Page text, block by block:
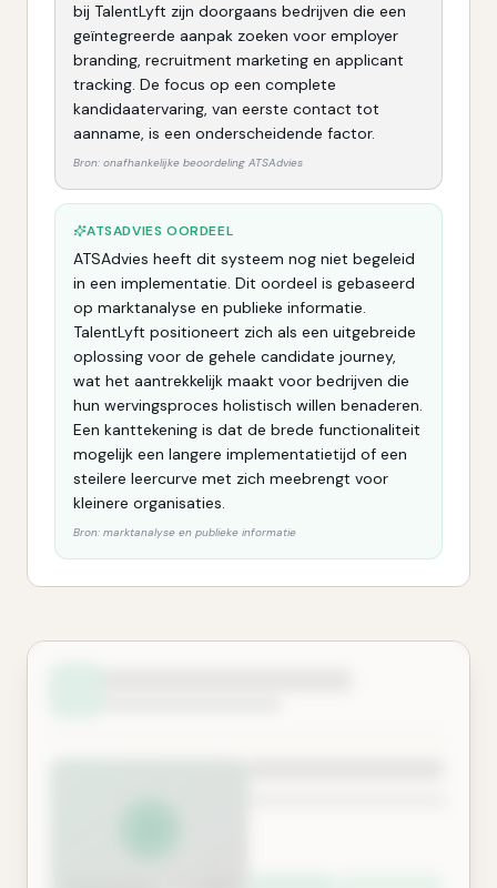
bij TalentLyft zijn doorgaans bedrijven die een
geïntegreerde aanpak zoeken voor employer
branding, recruitment marketing en applicant
tracking. De focus op een complete
kandidaatervaring, van eerste contact tot
aanname, is een onderscheidende factor.
Bron: onafhankelijke beoordeling ATSAdvies
ATSADVIES OORDEEL
ATSAdvies heeft dit systeem nog niet begeleid
in een implementatie. Dit oordeel is gebaseerd
op marktanalyse en publieke informatie.
TalentLyft positioneert zich als een uitgebreide
oplossing voor de gehele candidate journey,
wat het aantrekkelijk maakt voor bedrijven die
hun wervingsproces holistisch willen benaderen.
Een kanttekening is dat de brede functionaliteit
mogelijk een langere implementatietijd of een
steilere leercurve met zich meebrengt voor
kleinere organisaties.
Bron: marktanalyse en publieke informatie